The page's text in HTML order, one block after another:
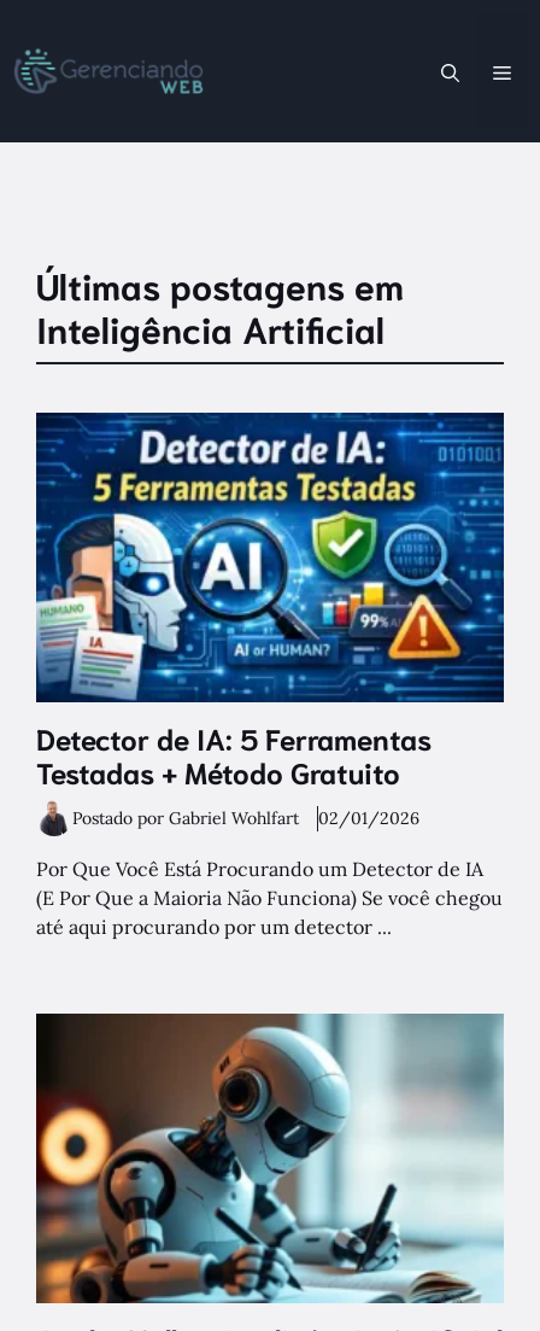
para
Últimas postagens em
Inteligência Artificial
Detector de IA: 5 Ferramentas
Testadas + Método Gratuito
Postado por Gabriel Wohlfart 02/01/2026
Por Que Você Está Procurando um Detector de IA
(E Por Que a Maioria Não Funciona) Se você chegou
até aqui procurando por um detector ...